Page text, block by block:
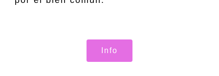
Info